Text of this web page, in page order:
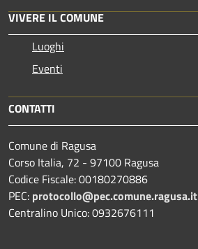
VIVERE IL COMUNE
Luoghi
Eventi
CONTATTI
Comune di Ragusa
Corso Italia, 72 - 97100 Ragusa
Codice Fiscale: 00180270886
PEC: protocollo@pec.comune.ragusa.it
Centralino Unico: 0932676111